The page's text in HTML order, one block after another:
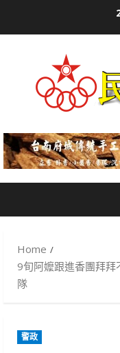
Home
9旬阿嬤跟進香團拜
隊
警政